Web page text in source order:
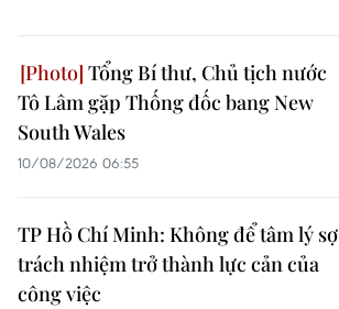
Tổng Bí thư, Chủ tịch nước
Tô Lâm gặp Thống đốc bang New
South Wales
10/08/2026 06:55
TP Hồ Chí Minh: Không để tâm lý sợ
trách nhiệm trở thành lực cản của
công việc